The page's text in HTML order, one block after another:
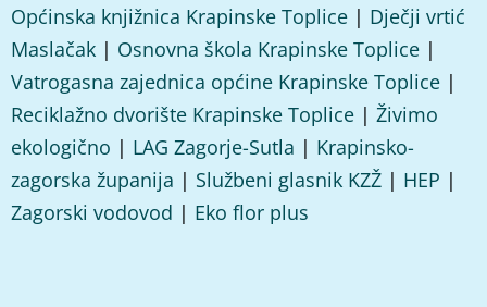
Općinska knjižnica Krapinske Toplice | Dječji vrtić
Maslačak | Osnovna škola Krapinske Toplice |
Vatrogasna zajednica općine Krapinske Toplice |
Reciklažno dvorište Krapinske Toplice | Živimo
ekologično | LAG Zagorje-Sutla | Krapinsko-
zagorska županija | Službeni glasnik KZŽ | HEP |
Zagorski vodovod | Eko flor plus